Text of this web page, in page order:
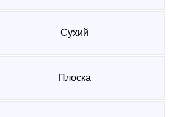
Сухий
Плоска